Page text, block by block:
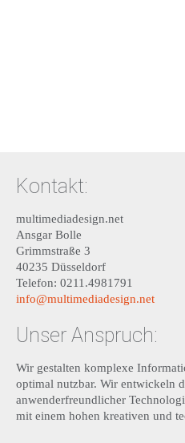
Kontakt:
multimediadesign.net
Ansgar Bolle
Grimmstraße 3
40235 Düsseldorf
Telefon: 0211.4981791
info@multimediadesign.net
Unser Anspruch:
Wir gestalten komplexe
optimal nutzbar. Wir entwickeln
anwenderfreundlicher
mit einem hohen kreativen und